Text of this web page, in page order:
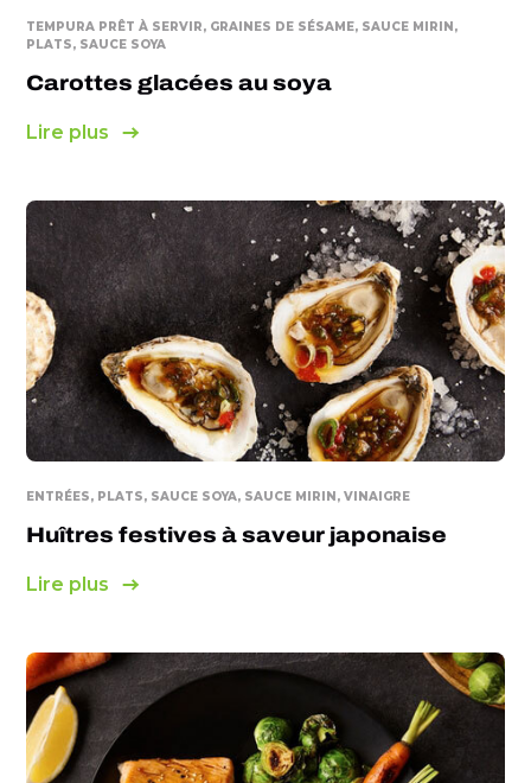
TEMPURA PRÊT À SERVIR, GRAINES DE SÉSAME, SAUCE MIRIN,
PLATS, SAUCE SOYA
Carottes glacées au soya
Lire plus
ENTRÉES, PLATS, SAUCE SOYA, SAUCE MIRIN, VINAIGRE
Huîtres festives à saveur japonaise
Lire plus